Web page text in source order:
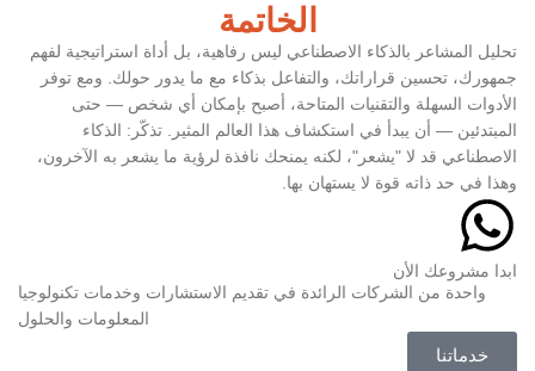
الخاتمة
تحليل المشاعر بالذكاء الاصطناعي ليس رفاهية، بل أداة استراتيجية لفهم
جمهورك، تحسين قراراتك، والتفاعل بذكاء مع ما يدور حولك. ومع توفر
الأدوات السهلة والتقنيات المتاحة، أصبح بإمكان أي شخص — حتى
المبتدئين — أن يبدأ في استكشاف هذا العالم المثير. تذكّر: الذكاء
الاصطناعي قد لا "يشعر"، لكنه يمنحك نافذة لرؤية ما يشعر به الآخرون،
وهذا في حد ذاته قوة لا يستهان بها.
ابدا مشروعك الأن
واحدة من الشركات الرائدة في تقديم الاستشارات وخدمات تكنولوجيا
المعلومات والحلول
خدماتنا